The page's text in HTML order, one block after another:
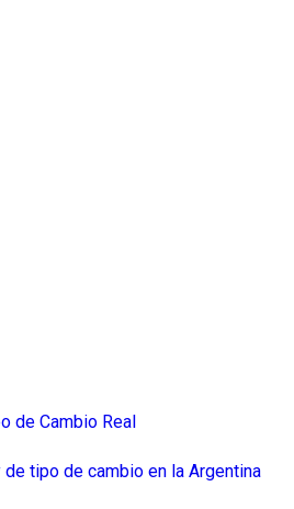
de Cambio Real
tipo de cambio en la Argentina